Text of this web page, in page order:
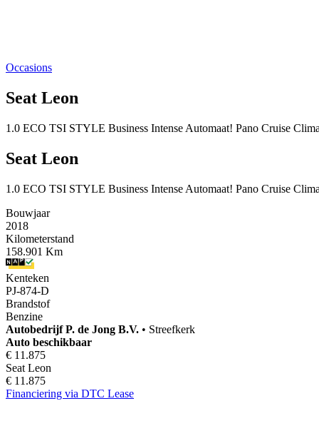
Occasions
Seat Leon
1.0 ECO TSI STYLE Business Intense Automaat! Pano Cruise
Seat Leon
1.0 ECO TSI STYLE Business Intense Automaat! Pano Cruise
Bouwjaar
2018
Kilometerstand
158.901 Km
Kenteken
PJ-874-D
Brandstof
Benzine
AutobedrijfP. de Jong B.V. • Streefkerk
Auto beschikbaar
€ 11.875
Seat Leon
€ 11.875
Financiering via DTC Lease